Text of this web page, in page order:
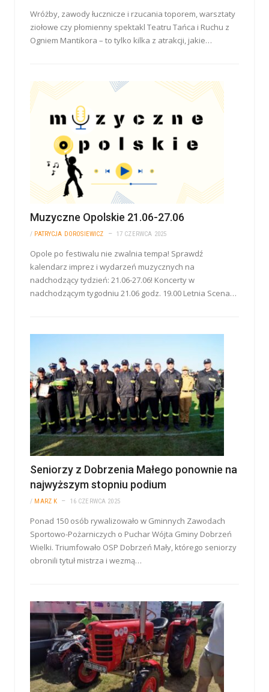
Wróżby, zawody łucznicze i rzucania toporem, warsztaty
ziołowe czy płomienny spektakl Teatru Tańca i Ruchu z
Ogniem Mantikora – to tylko kilka z atrakcji, jakie…
Muzyczne Opolskie 21.06-27.06
/ PATRYCJA DOROSIEWICZ 17 CZERWCA 2025
Opole po festiwalu nie zwalnia tempa! Sprawdź
kalendarz imprez i wydarzeń muzycznych na
nadchodzący tydzień: 21.06-27.06! Koncerty w
nadchodzącym tygodniu 21.06 godz. 19.00 Letnia Scena…
Seniorzy z Dobrzenia Małego ponownie na
najwyższym stopniu podium
/ MARZ K 16 CZERWCA 2025
Ponad 150 osób rywalizowało w Gminnych Zawodach
Sportowo-Pożarniczych o Puchar Wójta Gminy Dobrzeń
Wielki. Triumfowało OSP Dobrzeń Mały, którego seniorzy
obronili tytuł mistrza i wezmą…